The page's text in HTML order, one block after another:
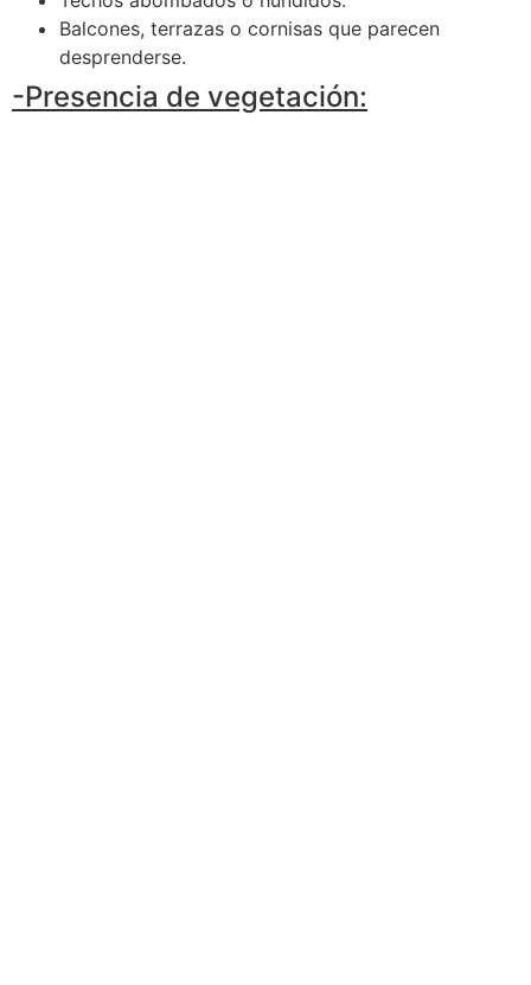
Balcones, terrazas o cornisas que parecen
desprenderse.
-Presencia de vegetación: